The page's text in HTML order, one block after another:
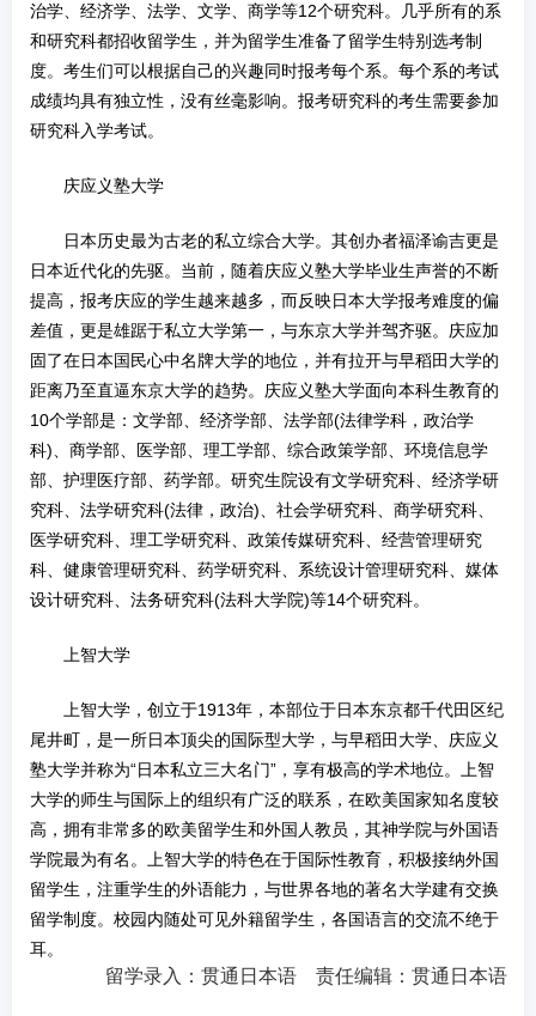
治学、经济学、法学、文学、商学等12个研究科。几乎所有的系
和研究科都招收留学生，并为留学生准备了留学生特别选考制
度。考生们可以根据自己的兴趣同时报考每个系。每个系的考试
成绩均具有独立性，没有丝毫影响。报考研究科的考生需要参加
研究科入学考试。
庆应义塾大学
日本历史最为古老的私立综合大学。其创办者福泽谕吉更是
日本近代化的先驱。当前，随着庆应义塾大学毕业生声誉的不断
提高，报考庆应的学生越来越多，而反映日本大学报考难度的偏
差值，更是雄踞于私立大学第一，与东京大学并驾齐驱。庆应加
固了在日本国民心中名牌大学的地位，并有拉开与早稻田大学的
距离乃至直逼东京大学的趋势。庆应义塾大学面向本科生教育的
10个学部是：文学部、经济学部、法学部(法律学科，政治学
科)、商学部、医学部、理工学部、综合政策学部、环境信息学
部、护理医疗部、药学部。研究生院设有文学研究科、经济学研
究科、法学研究科(法律，政治)、社会学研究科、商学研究科、
医学研究科、理工学研究科、政策传媒研究科、经营管理研究
科、健康管理研究科、药学研究科、系统设计管理研究科、媒体
设计研究科、法务研究科(法科大学院)等14个研究科。
上智大学
上智大学，创立于1913年，本部位于日本东京都千代田区纪
尾井町，是一所日本顶尖的国际型大学，与早稻田大学、庆应义
塾大学并称为“日本私立三大名门”，享有极高的学术地位。上智
大学的师生与国际上的组织有广泛的联系，在欧美国家知名度较
高，拥有非常多的欧美留学生和外国人教员，其神学院与外国语
学院最为有名。上智大学的特色在于国际性教育，积极接纳外国
留学生，注重学生的外语能力，与世界各地的著名大学建有交换
留学制度。校园内随处可见外籍留学生，各国语言的交流不绝于
耳。
留学录入：贯通日本语 责任编辑：贯通日本语